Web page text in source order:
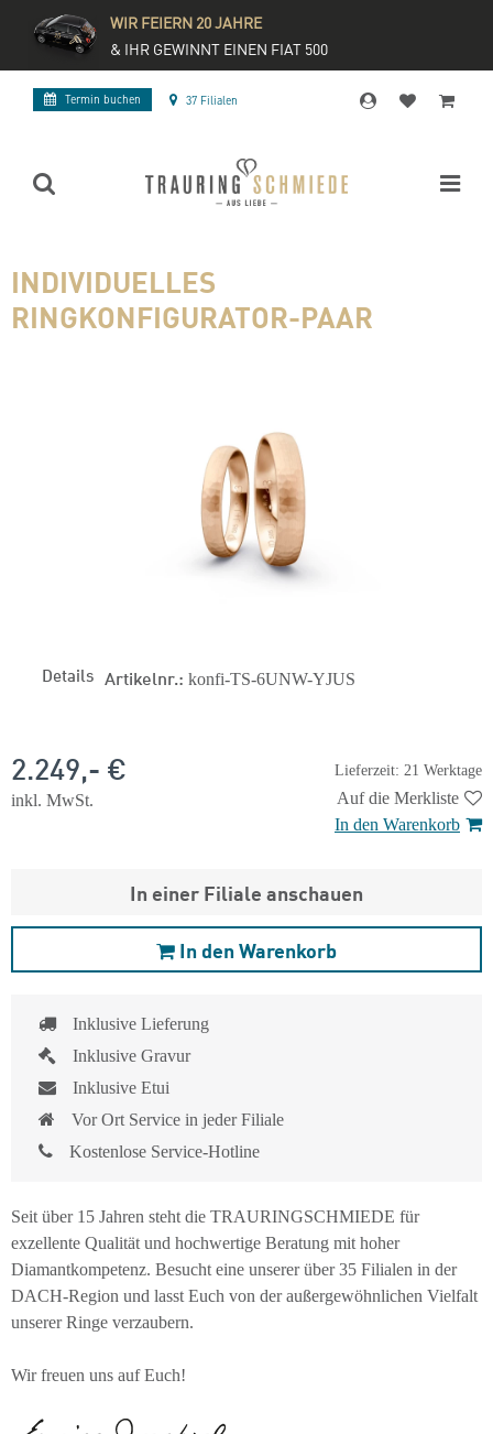
WIR FEIERN 20 JAHRE
& IHR GEWINNT EINEN FIAT 500
Termin buchen 37 Filialen
INDIVIDUELLES
RINGKONFIGURATOR-PAAR
Details Artikelnr.: konfi-TS-6UNW-YJUS
Lieferzeit: 21 Werktage
2.249,- €
inkl. MwSt.
Auf die Merkliste
In den Warenkorb
In einer Filiale anschauen
In den Warenkorb
Inklusive Lieferung
Inklusive Gravur
Inklusive Etui
Vor Ort Service in jeder Filiale
Kostenlose Service-Hotline
Seit über 15 Jahren steht die TRAURINGSCHMIEDE für
exzellente Qualität und hochwertige Beratung mit hoher
Diamantkompetenz. Besucht eine unserer über 35 Filialen in der
DACH-Region und lasst Euch von der außergewöhnlichen Vielfalt
unserer Ringe verzaubern.
Wir freuen uns auf Euch!